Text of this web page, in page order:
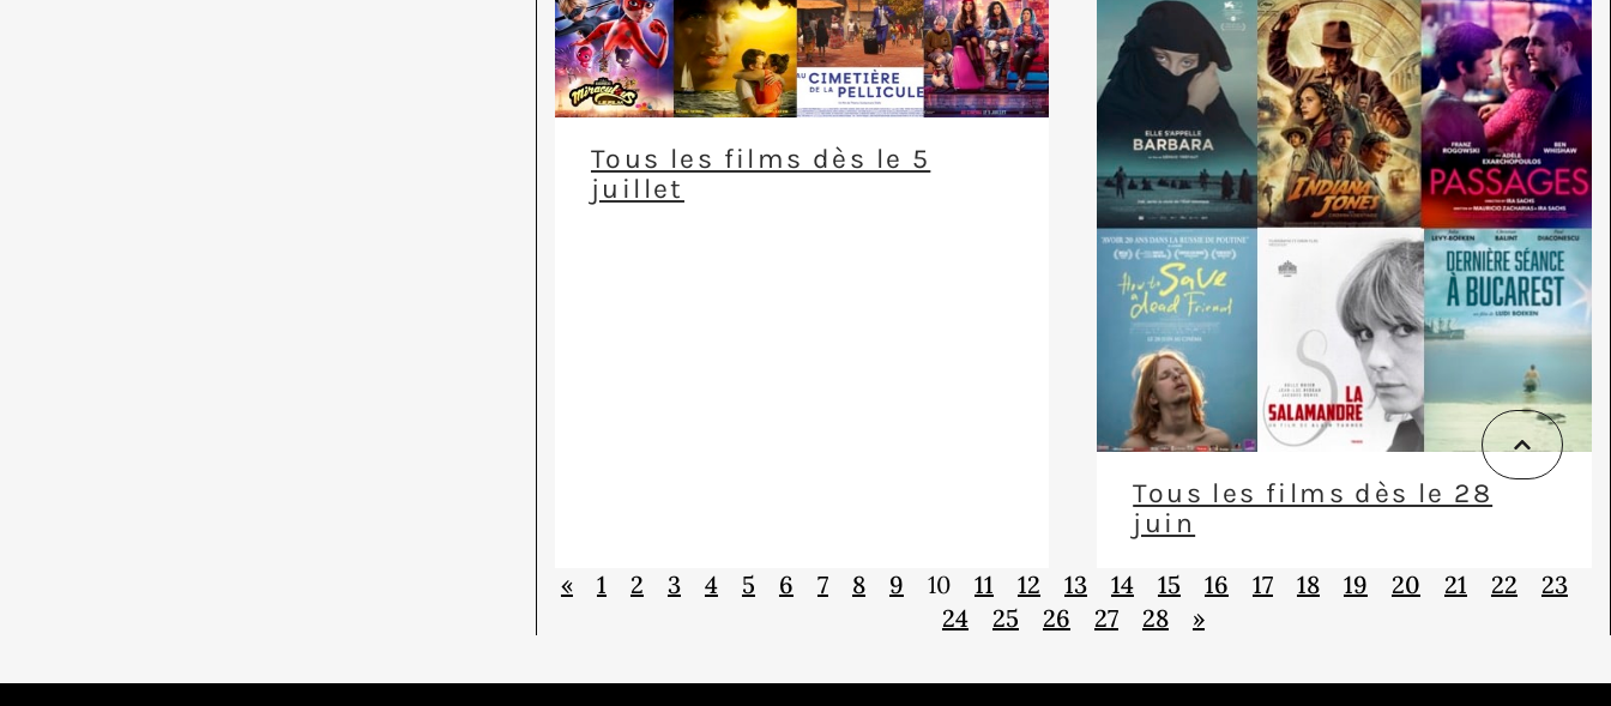
Tous les films dès le 5
juillet
Tous les films dès le 28
juin
« 1 2 3 4 5 6 7 8 9 10 11 12 13 14 15 16 17 18 19 20 21 22
23
24
25 26 27 28 »